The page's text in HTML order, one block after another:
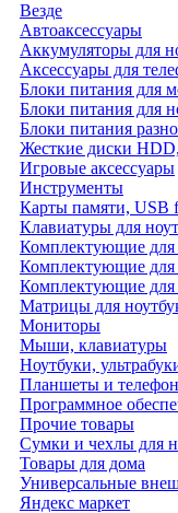
Везде
Автоаксессуары
Аккумуляторы для
Аксессуары для
Блоки питания для
Блоки питания для
Блоки питания
Жесткие диски
Игровые аксессуары
Инструменты
Карты памяти, USB
Клавиатуры для
Комплектующие для
Комплектующие для
Комплектующие для
Матрицы для
Мониторы
Мыши, клавиатуры
Ноутбуки,
Планшеты и
Программное
Прочие товары
Сумки и чехлы для
Товары для дома
Универсальные
Яндекс маркет